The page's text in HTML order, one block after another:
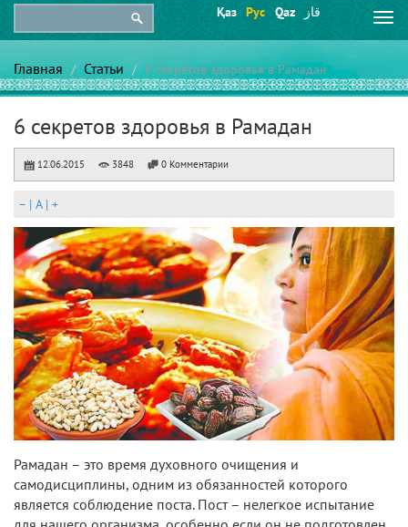
Қаз Рус Qaz قاز
Главная Статьи 6 секретов здоровья в Рамадан
6 секретов здоровья в Рамадан
12.06.2015 3848 0 Комментарии
– | A| +
Рамадан – это время духовного очищения и
самодисциплины, одним из обязанностей которого
является соблюдение поста. Пост – нелегкое испытание